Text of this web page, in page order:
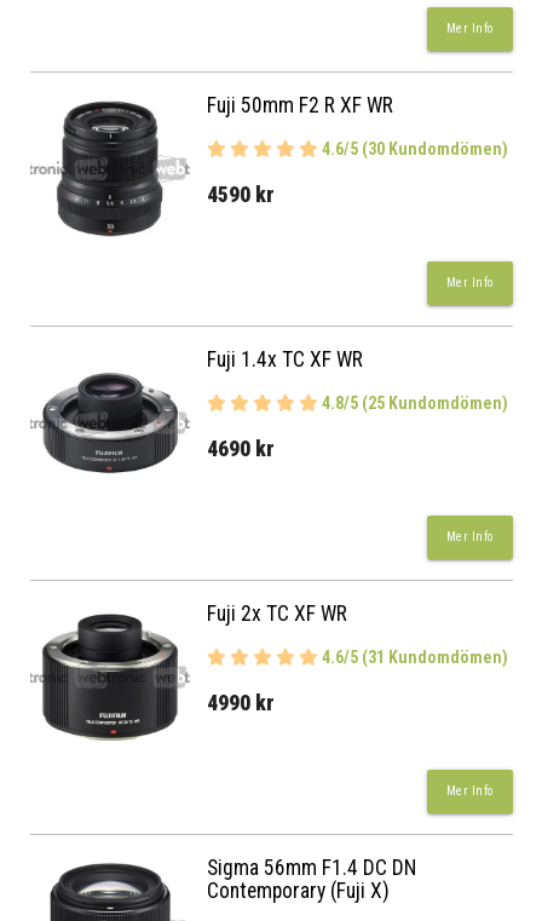
Mer Info
Fuji 50mm F2 R XF WR
4.6/5 (30 Kundomdömen)
4590 kr
Mer Info
Fuji 1.4x TC XF WR
4.8/5 (25 Kundomdömen)
4690 kr
Mer Info
Fuji 2x TC XF WR
4.6/5 (31 Kundomdömen)
4990 kr
Mer Info
Sigma 56mm F1.4 DC DN
Contemporary (Fuji X)